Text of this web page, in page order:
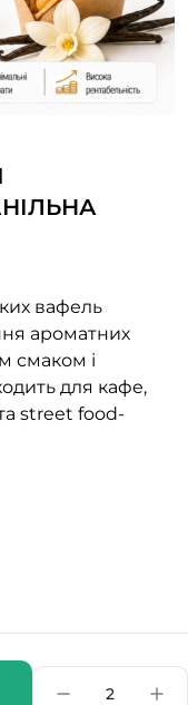
вафель
ароматних
смаком і
для кафе,
street food-